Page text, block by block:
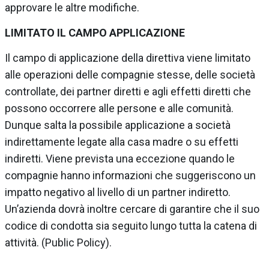
approvare le altre modifiche.
LIMITATO IL CAMPO APPLICAZIONE
Il campo di applicazione della direttiva viene limitato
alle operazioni delle compagnie stesse, delle società
controllate, dei partner diretti e agli effetti diretti che
possono occorrere alle persone e alle comunità.
Dunque salta la possibile applicazione a società
indirettamente legate alla casa madre o su effetti
indiretti. Viene prevista una eccezione quando le
compagnie hanno informazioni che suggeriscono un
impatto negativo al livello di un partner indiretto.
Un’azienda dovrà inoltre cercare di garantire che il suo
codice di condotta sia seguito lungo tutta la catena di
attività. (Public Policy).